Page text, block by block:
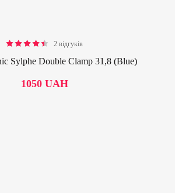
out of 5
2 відгуків
Sylphe Double Clamp 31,8 (Blue)
1050 UAH